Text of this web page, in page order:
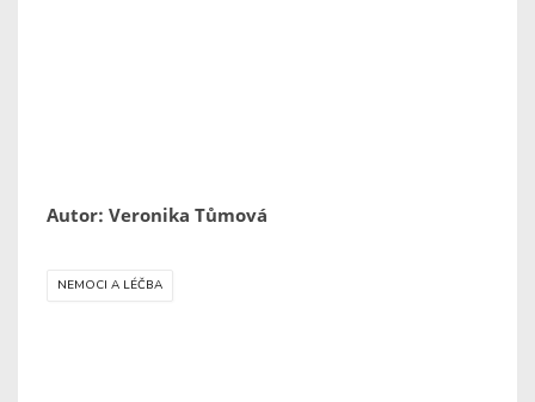
Autor: Veronika Tůmová
NEMOCI A LÉČBA